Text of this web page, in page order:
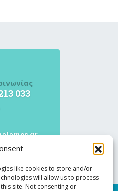
like cookies to store and/or
will allow us to process
site. Not consenting or
033
82